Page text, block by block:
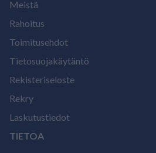
Meistä
Rahoitus
Toimitusehdot
Tietosuojakäytäntö
Rekisteriseloste
Rekry
Laskutustiedot
TIETOA